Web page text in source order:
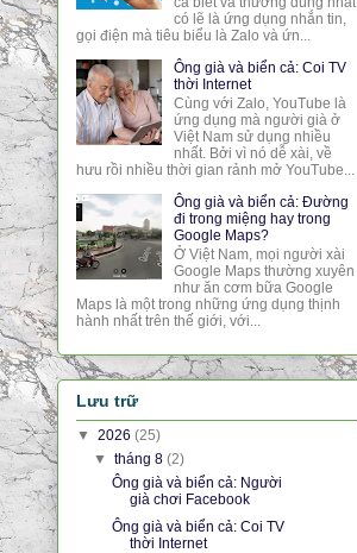
có lẽ là ứng dụng nhắn tin,
gọi điện mà tiêu biểu là Zalo và ứn...
Ông già và biển cả: Coi TV
thời Internet
Cùng với Zalo, YouTube là
ứng dụng mà người già ở
Việt Nam sử dụng nhiều
nhất. Bởi vì nó dễ xài, về
hưu rồi nhiều thời gian rảnh mở YouTube...
Ông già và biển cả: Đường
đi trong miệng hay trong
Google Maps?
Ở Việt Nam, mọi người xài
Google Maps thường xuyên
như ăn cơm bữa Google
Maps là một trong những ứng dụng thịnh
hành nhất trên thế giới, với...
Lưu trữ
▼ 2026 (25)
▼tháng 8(2)
Ông già và biển cả: Người
già chơi Facebook
Ông già và biển cả: Coi TV
thời Internet